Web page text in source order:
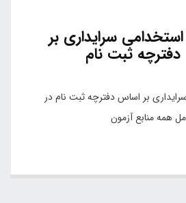
سرایداری بر
ثبت نام
بر اساس دفترچه ثبت نام در